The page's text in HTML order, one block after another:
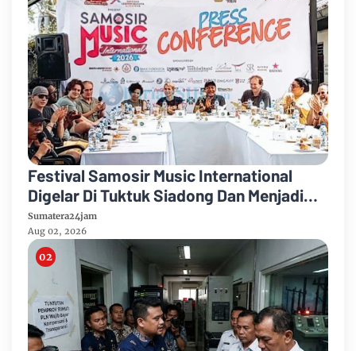
Festival Samosir Music International
Digelar Di Tuktuk Siadong Dan Menjadi
Media Pelestarian Budaya Batak
Sumatera24jam
Aug 02, 2026